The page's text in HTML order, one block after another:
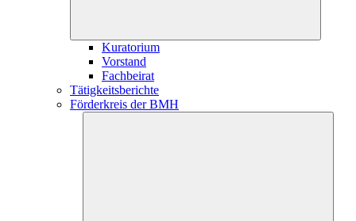
Kuratorium
Vorstand
Fachbeirat
Tätigkeitsberichte
Förderkreis der BMH